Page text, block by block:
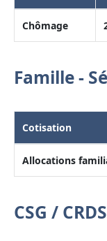
Chômage
Famille -
Cotisation
Allocations
CSG / CRDS